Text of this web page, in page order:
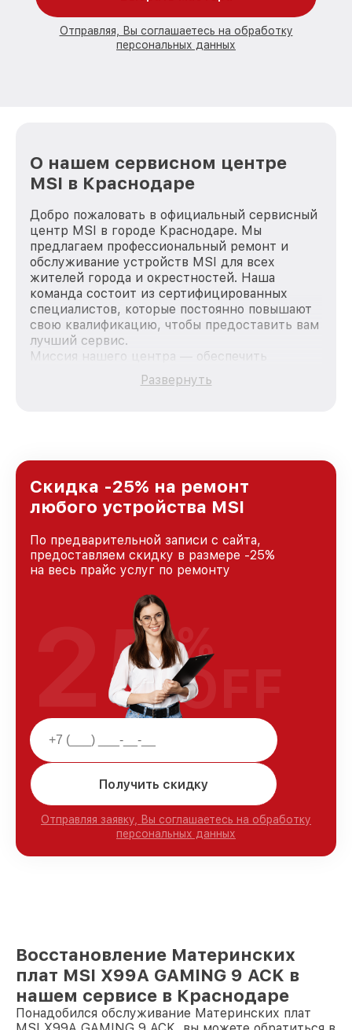
Отправляя, Вы соглашаетесь на обработку
персональных данных
О нашем сервисном центре
MSI в Краснодаре
Добро пожаловать в официальный сервисный
центр MSI в городе Краснодаре. Мы
предлагаем профессиональный ремонт и
обслуживание устройств MSI для всех
жителей города и окрестностей. Наша
команда состоит из сертифицированных
специалистов, которые постоянно повышают
свою квалификацию, чтобы предоставить вам
лучший сервис.
Миссия нашего центра — обеспечить
качественный и доступный ремонт для
каждого пользователя продукции MSI, вне
Краснодаре, постоянно повышая уровень
доверия и лояльности наших клиентов.
Развернуть
Скидка -25% на ремонт
любого устройства MSI
По предварительной записи с сайта,
предоставляем скидку в размере -25%
на весь прайс услуг по ремонту
Получить скидку
Отправляя заявку, Вы соглашаетесь на обработку
персональных данных
25%
OFF
Восстановление Материнских
плат MSI X99A GAMING 9 ACK в
нашем сервисе в Краснодаре
Понадобился обслуживание Материнских плат